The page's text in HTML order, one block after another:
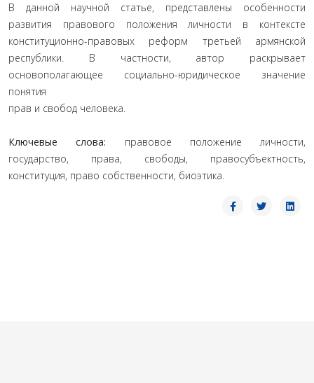
В данной научной статье, представлены особенности
развития правового положения личности в контексте
конституционно-правовых реформ третьей армянской
республики. В частности, автор раскрывает
основополагающее социально-юридическое значение
понятия
прав и свобод человека.
Ключевые слова: правовое положение личности,
государство, права, свободы, правосубъектность,
конституция, право собственности, биоэтика.